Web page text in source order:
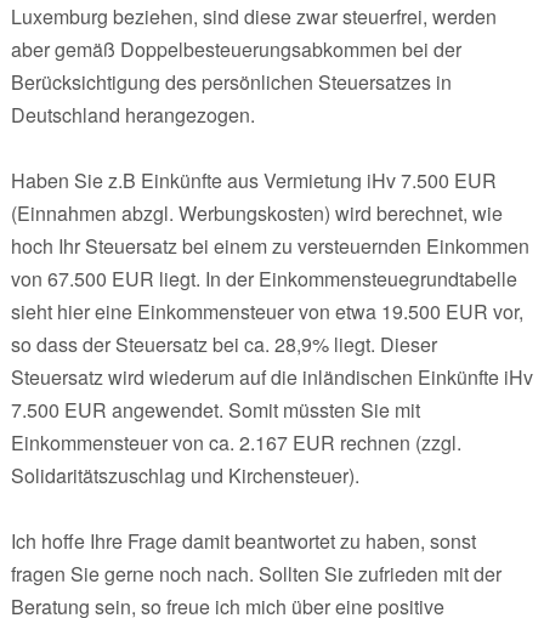
Luxemburg beziehen, sind diese zwar steuerfrei, werden
aber gemäß Doppelbesteuerungsabkommen bei der
Berücksichtigung des persönlichen Steuersatzes in
Deutschland herangezogen.
Haben Sie z.B Einkünfte aus Vermietung iHv 7.500 EUR
(Einnahmen abzgl. Werbungskosten) wird berechnet, wie
hoch Ihr Steuersatz bei einem zu versteuernden Einkommen
von 67.500 EUR liegt. In der Einkommensteuegrundtabelle
sieht hier eine Einkommensteuer von etwa 19.500 EUR vor,
so dass der Steuersatz bei ca. 28,9% liegt. Dieser
Steuersatz wird wiederum auf die inländischen Einkünfte iHv
7.500 EUR angewendet. Somit müssten Sie mit
Einkommensteuer von ca. 2.167 EUR rechnen (zzgl.
Solidaritätszuschlag und Kirchensteuer).
Ich hoffe Ihre Frage damit beantwortet zu haben, sonst
fragen Sie gerne noch nach. Sollten Sie zufrieden mit der
Beratung sein, so freue ich mich über eine positive